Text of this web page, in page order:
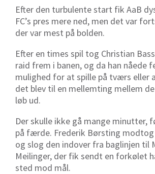
Efter den turbulente start fik AaB
FC’s pres mere ned, men det var
der var mest på bolden.
Efter en times spil tog Christian
raid frem i banen, og da han nåede
mulighed for at spille på tværs eller
det blev til en mellemting mellem
løb ud.
Der skulle ikke gå mange minutter,
på færde. Frederik Børsting modtog
og slog den indover fra baglinjen til
Meilinger, der fik sendt en forkølet
sted mod mål.